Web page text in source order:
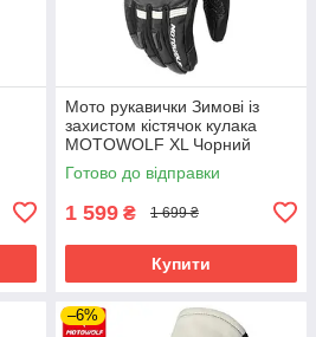
Мото рукавички Зимові із
захистом кістячок кулака
MOTOWOLF XL Чорний
MDL0318
Готово до відправки
1 599 ₴ 1 699 ₴
Купити
–6%